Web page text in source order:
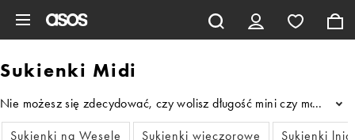
Sukienki Midi
Nie możesz się zdecydować, czy wolisz długość mini czy maxi?
...
Sukienki na Wesele
Sukienki wieczorowe Sukienki